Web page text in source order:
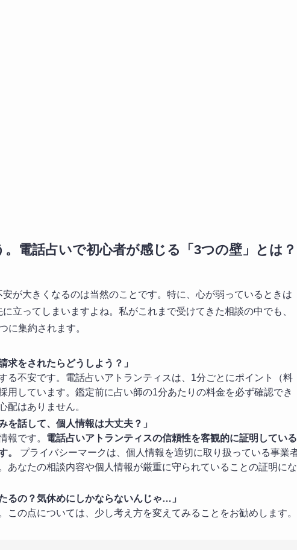
電話占いで初心者が感じる「3つの壁」とは？
が大きくなるのは当然のことです。特に、心が弱っているときは
立ってしまいますよね。私がこれまで受けてきた相談の中でも、
に集約されます。
求をされたらどうしよう？」
る不安です。電話占いアトランティスは、1分ごとにポイント（料
用しています。鑑定前に占い師の1分あたりの料金を必ず確認でき
配はありません。
を話して、個人情報は大丈夫？」
報です。 電話占いアトランティスの信頼性を客観的に証明している
。
プライバシーマークは、個人情報を適切に取り扱っている事業
あなたの相談内容や個人情報が厳重に守られていることの証明にな
るの？気休めにしかならないんじゃ…」
この点については、少し考え方を変えてみることをお勧めします。